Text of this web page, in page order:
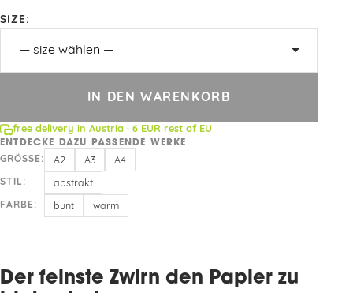
SIZE:
IN DEN WARENKORB
free delivery in Austria · 6 EUR rest of EU
ENTDECKE DAZU PASSENDE WERKE
GRÖSSE:
A2 A3 A4
STIL: abstrakt
FARBE: bunt warm
Der feinste Zwirn den Papier zu